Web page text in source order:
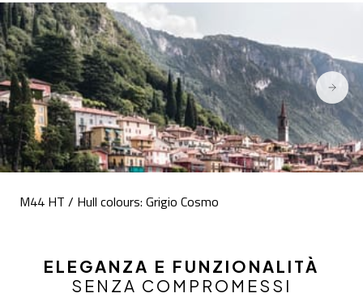
M44 HT / Hull colours: Grigio Cosmo
ELEGANZA E FUNZIONALITÀ
SENZA COMPROMESSI